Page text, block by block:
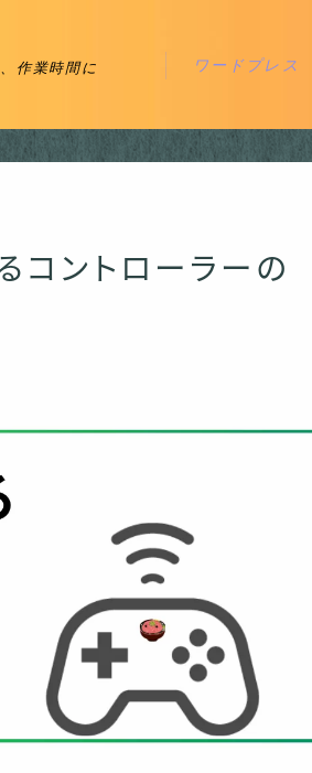
作業時間に ワードプレス
コントローラーの